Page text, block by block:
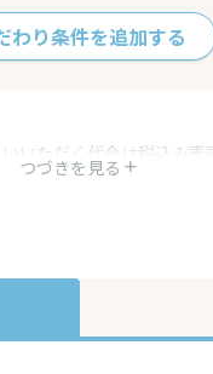
わり条件を追加する
つづきを見る
いただく代金は税込み